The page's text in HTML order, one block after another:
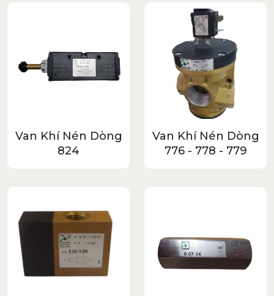
Van Khí Nén Dòng
824
Van Khí Nén Dòng
776 - 778 - 779